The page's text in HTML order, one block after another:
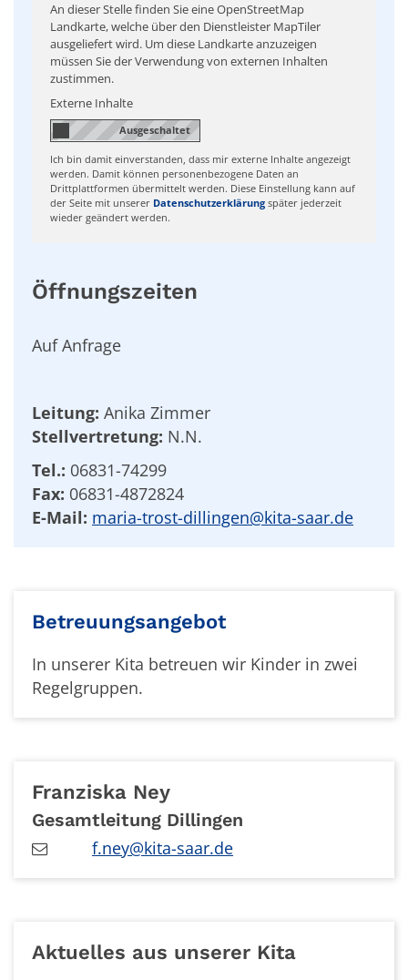
An dieser Stelle finden Sie eine OpenStreetMap
Landkarte, welche über den Dienstleister MapTiler
ausgeliefert wird. Um diese Landkarte anzuzeigen
müssen Sie der Verwendung von externen Inhalten
zustimmen.
Externe Inhalte
Ich bin damit einverstanden, dass mir externe Inhalte angezeigt
werden. Damit können personenbezogene Daten an
Drittplattformen übermittelt werden. Diese Einstellung kann auf
der Seite mit unserer Datenschutzerklärung später jederzeit
wieder geändert werden.
Öffnungszeiten
Auf Anfrage
Leitung: Anika Zimmer
Stellvertretung: N.N.
Tel.: 06831-74299
Fax: 06831-4872824
E-Mail: maria-trost-dillingen@kita-saar.de
Betreuungsangebot
In unserer Kita betreuen wir Kinder in zwei
Regelgruppen.
Franziska Ney
Gesamtleitung Dillingen
f.ney@kita-saar.de
Aktuelles aus unserer Kita